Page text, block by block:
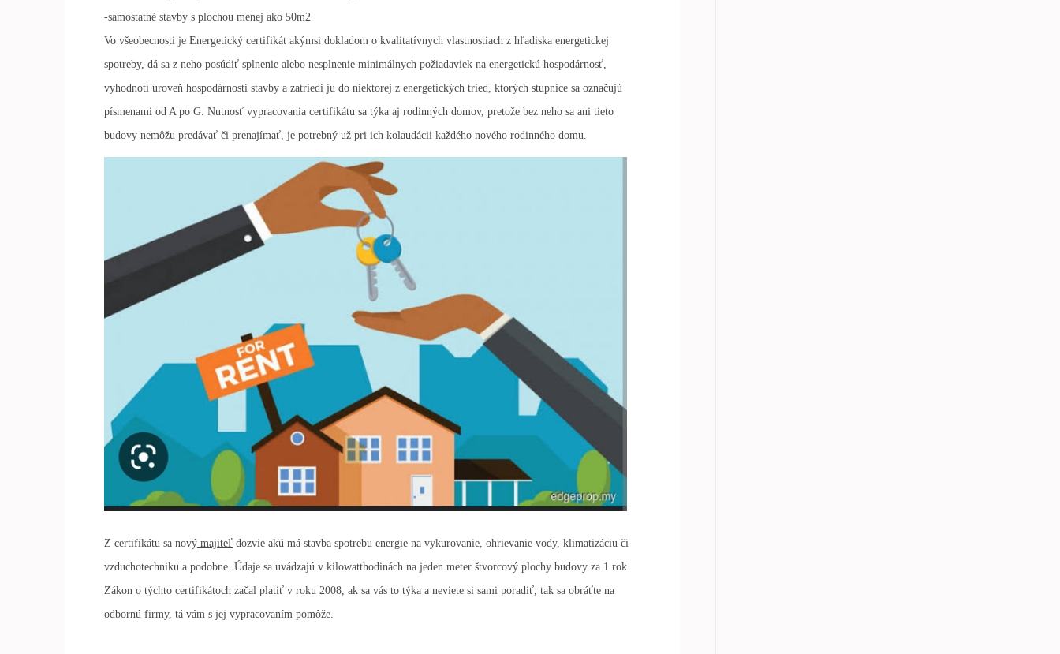
-samostatné stavby s plochou menej ako 50m2
Vo všeobecnosti je Energetický certifikát akýmsi dokladom o kvalitatívnych vlastnostiach z hľadiska energetickej
spotreby, dá sa z neho posúdiť splnenie alebo nesplnenie minimálnych požiadaviek na energetickú hospodárnosť,
vyhodnotí úroveň hospodárnosti stavby a zatriedi ju do niektorej z energetických tried, ktorých stupnice sa označujú
písmenami od A po G. Nutnosť vypracovania certifikátu sa týka aj rodinných domov, pretože bez neho sa ani tieto
budovy nemôžu predávať či prenajímať, je potrebný už pri ich kolaudácii každého nového rodinného domu.
Z certifikátu sa nový majiteľ dozvie akú má stavba spotrebu energie na vykurovanie, ohrievanie vody, klimatizáciu či
vzduchotechniku a podobne. Údaje sa uvádzajú v kilowatthodinách na jeden meter štvorcový plochy budovy za 1 rok.
Zákon o týchto certifikátoch začal platiť v roku 2008, ak sa vás to týka a neviete si sami poradiť, tak sa obráťte na
odbornú firmy, tá vám s jej vypracovaním pomôže.